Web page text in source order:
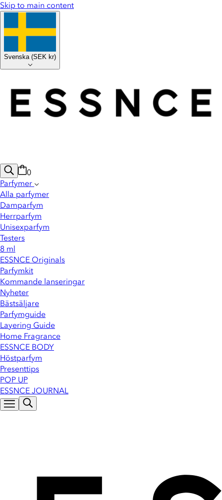
Skip to main content
Svenska (SEK kr)
0
Parfymer
Alla parfymer
Damparfym
Herrparfym
Unisexparfym
Testers
8 ml
ESSNCE Originals
Parfymkit
Kommande lanseringar
Nyheter
Bästsäljare
Parfymguide
Layering Guide
Home Fragrance
ESSNCE BODY
Höstparfym
Presenttips
POP UP
ESSNCE JOURNAL